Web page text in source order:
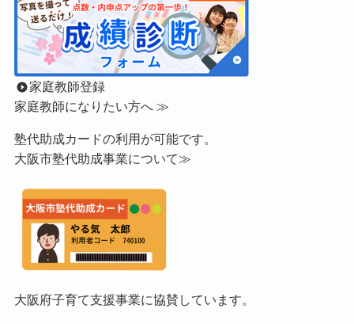
家庭教師登録
家庭教師になりたい方へ ≫
塾代助成カードの利用が可能です。
大阪市塾代助成事業について≫
大阪府子育て支援事業に協賛しています。